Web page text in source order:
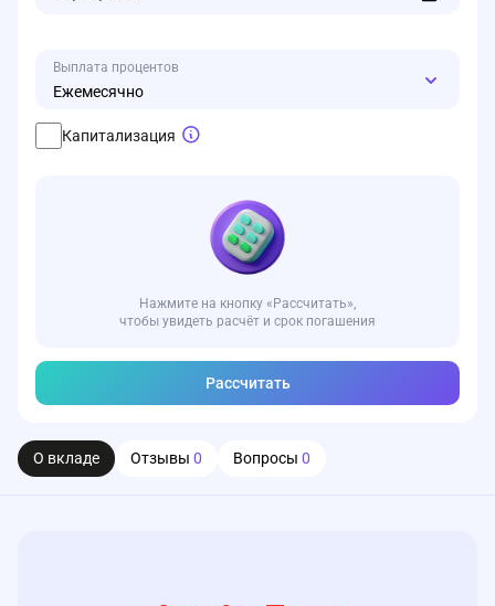
Выплата процентов
Ежемесячно
Капитализация
Нажмите на кнопку «Рассчитать»,
чтобы увидеть расчёт и срок погашения
Рассчитать
О вкладе Отзывы 0 Вопросы 0